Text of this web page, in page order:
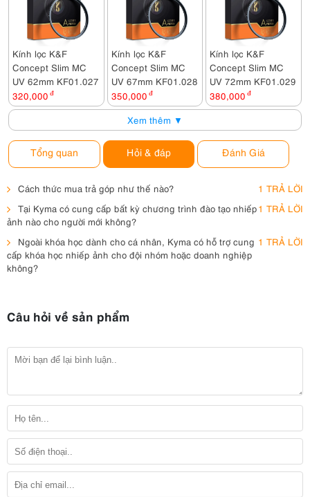
Kính lọc K&F
Concept Slim MC
UV 62mm KF01.027
320,000 đ
Kính lọc K&F
Concept Slim MC
UV 67mm KF01.028
350,000 đ
Kính lọc K&F
Concept Slim MC
UV 72mm KF01.029
380,000 đ
Xem thêm ▼
Tổng quan Hỏi & đáp Đánh Giá
Cách thức mua trả góp như thế nào?
1 TRẢ LỜI
Tại Kyma có cung cấp bất kỳ chương trình đào tạo nhiếp
ảnh nào cho người mới không?
1 TRẢ LỜI
Ngoài khóa học dành cho cá nhân, Kyma có hỗ trợ cung
cấp khóa học nhiếp ảnh cho đội nhóm hoặc doanh nghiệp
không?
1 TRẢ LỜI
Câu hỏi về sản phẩm